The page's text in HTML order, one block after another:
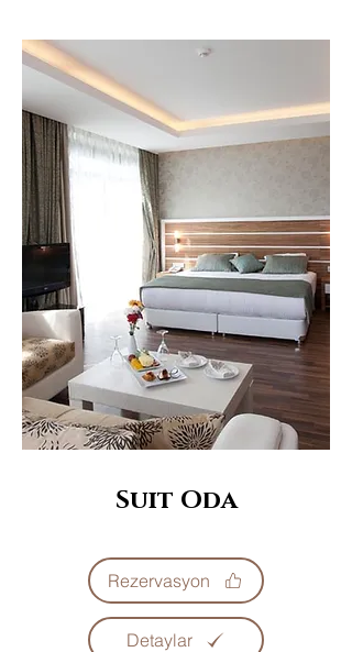
Suit Oda
Rezervasyon
Detaylar